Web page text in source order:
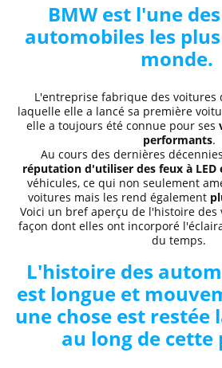
BMW est l'une
automobiles les
monde.
L'entreprise fabrique des voitures
laquelle elle a lancé sa première
elle a toujours été connue pour ses
performants.
Au cours des dernières
réputation d'utiliser des feux à LED
véhicules, ce qui non seulement
voitures mais les rend également
Voici un bref aperçu de l'histoire des
façon dont elles ont incorporé
du temps.
L'histoire des
est longue et
une chose est restée
au long de cette